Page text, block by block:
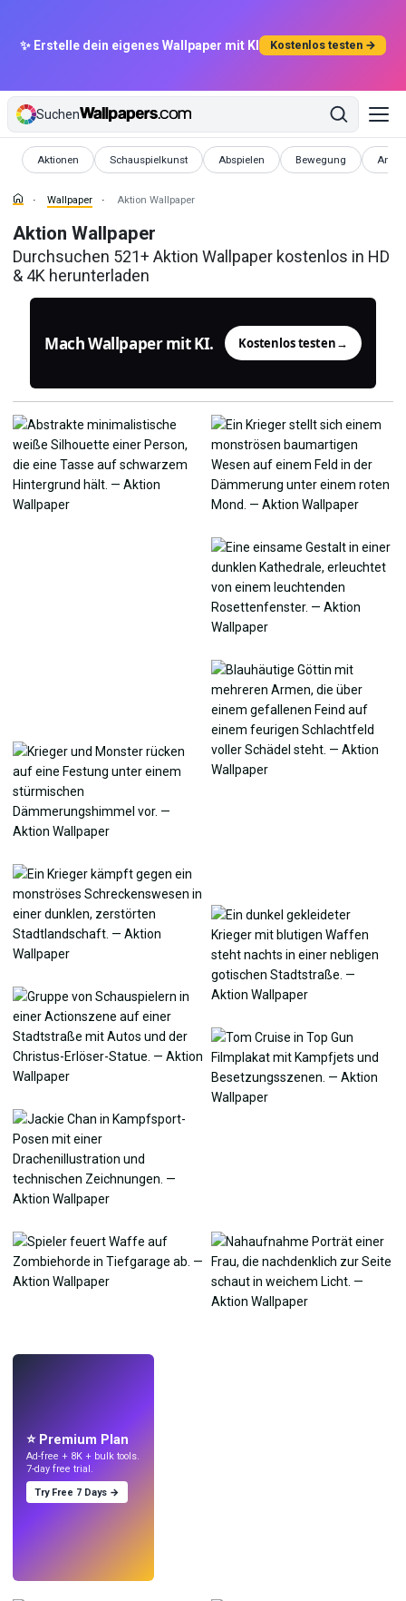
✨ Erstelle dein eigenes Wallpaper mit KI Kostenlos testen →
Suchen
Aktionen
Wallpaper Schauspielkunst
Wallpaper Abspielen
Wallpaper Bewegung
Wallpaper
Wallpaper Aktion Wallpaper
Aktion Wallpaper
Durchsuchen 521+ Aktion Wallpaper kostenlos in HD
& 4K herunterladen
Mach Wallpaper mit KI. Kostenlos testen→
⭐ Premium Plan
Ad-free + 8K + bulk tools.
7-day free trial.
Try Free 7 Days →